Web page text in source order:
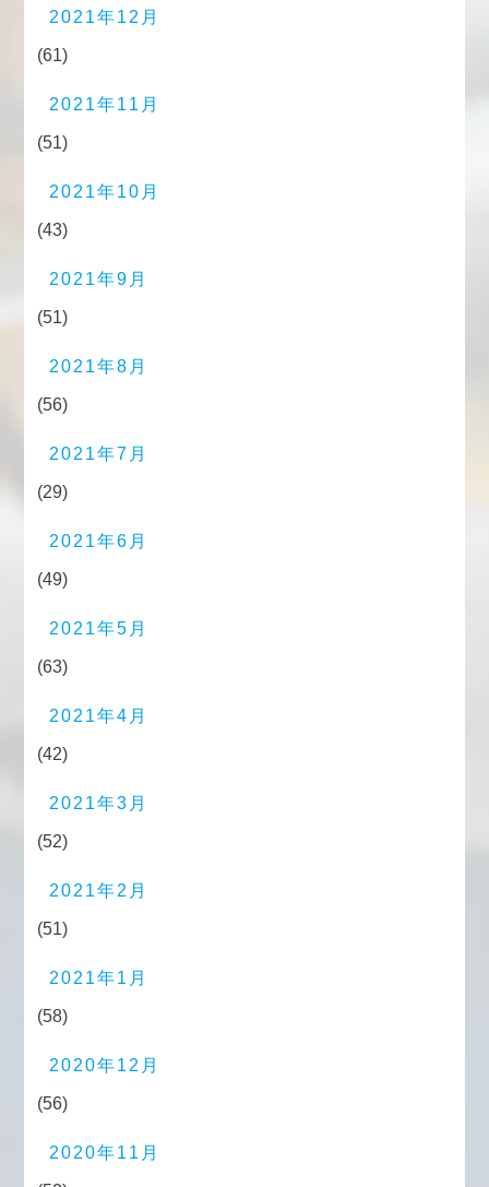
2021年12月
(61)
2021年11月
(51)
2021年10月
(43)
2021年9月
(51)
2021年8月
(56)
2021年7月
(29)
2021年6月
(49)
2021年5月
(63)
2021年4月
(42)
2021年3月
(52)
2021年2月
(51)
2021年1月
(58)
2020年12月
(56)
2020年11月